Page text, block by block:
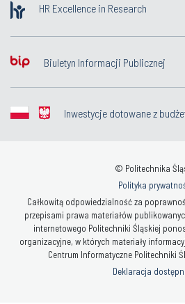
HR Excellence in Research
Biuletyn Informacji Publicznej
Inwestycje dotowane z
© Politechnika
Polityka
Całkowitą odpowiedzialność za
przepisami prawa materiałów
internetowego Politechniki Śląskiej
organizacyjne, w których materiały
Centrum Informatyczne Politechniki
Deklaracja